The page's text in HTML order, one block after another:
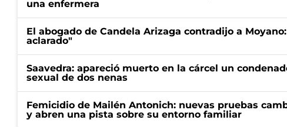
una enfermera
El abogado de Candela Arizaga contradijo a
aclarado"
Saavedra: apareció muerto en la cárcel un
sexual de dos nenas
Femicidio de Mailén Antonich: nuevas pruebas
y abren una pista sobre su entorno familiar